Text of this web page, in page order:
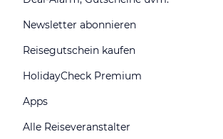
Newsletter abonnieren
Reisegutschein kaufen
HolidayCheck Premium
Apps
Alle Reiseveranstalter